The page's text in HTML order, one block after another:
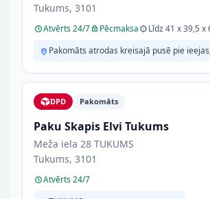
Tukums, 3101
Atvērts 24/7 Pēcmaksa
Līdz 41 x 39,5 x
Pakomāts atrodas kreisajā pusē pie
DPD Pakomāts
Paku Skapis Elvi Tukums
Meža iela 28 TUKUMS
Tukums, 3101
Atvērts 24/7